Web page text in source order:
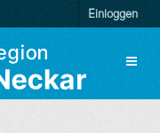
Einloggen